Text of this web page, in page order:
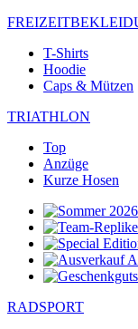
T-Shirts
Hoodie
Caps & Mützen
TRIATHLON
Top
Anzüge
Kurze Hosen
RADSPORT